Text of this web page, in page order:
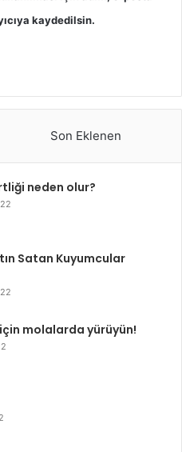
kaydedilsin.
Son Eklenen
neden olur?
Satan Kuyumcular
için molalarda yürüyün!